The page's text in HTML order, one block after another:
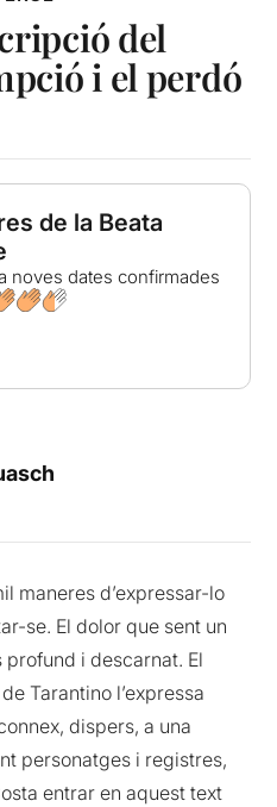
del
i el perdó
de la Beata
noves dates confirmades
maneres d’expressar-lo
se. El dolor que sent un
profund i descarnat. El
Tarantino l’expressa
dispers, a una
personatges i registres,
entrar en aquest text